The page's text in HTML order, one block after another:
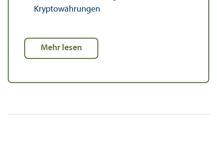
Kryptowährungen
Mehr lesen